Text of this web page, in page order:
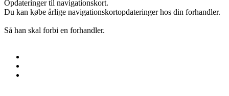
Opdateringer til navigationskort.
Du kan købe årlige navigationskortopdateringer hos din forhandler.
Så han skal forbi en forhandler.